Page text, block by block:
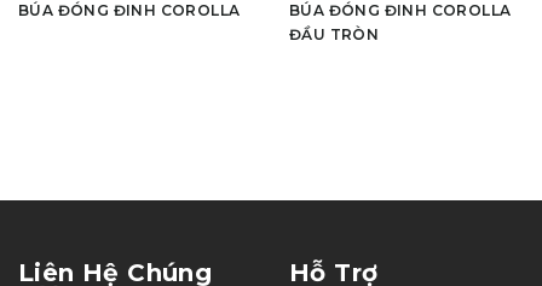
BÚA ĐÓNG ĐINH COROLLA
BÚA ĐÓNG ĐINH COROLLA
ĐẦU TRÒN
Liên Hệ Chúng
Hỗ Trợ